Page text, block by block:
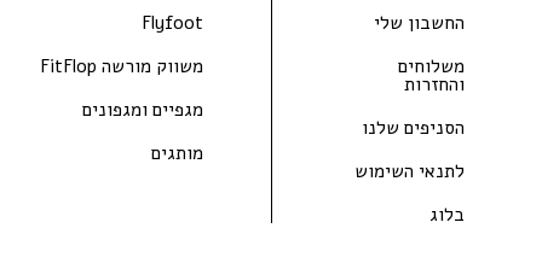
החשבון שלי
משלוחים
והחזרות
הסניפים שלנו
לתנאי השימוש
בלוג
Flyfoot
משווק מורשה FitFlop
מגפיים ומגפונים
מותגים